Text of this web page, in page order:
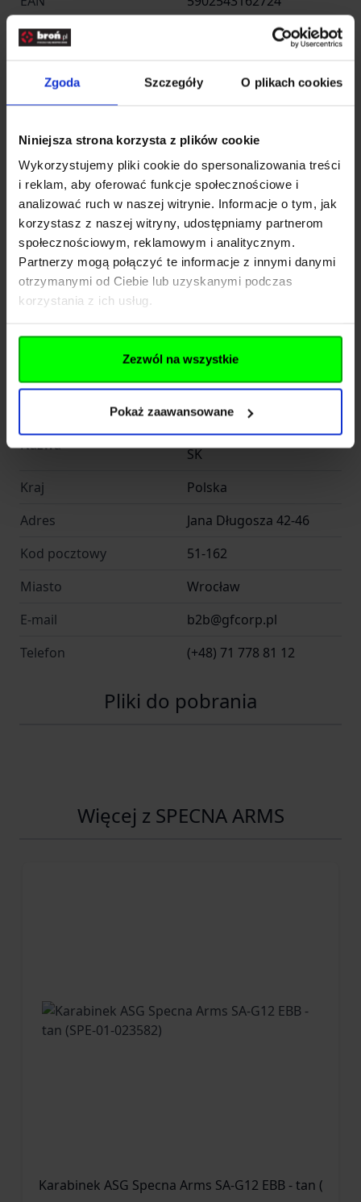
Zgoda Szczegóły O plikach cookies
Niniejsza strona korzysta z plików cookie
Wykorzystujemy pliki cookie do spersonalizowania treści
i reklam, aby oferować funkcje społecznościowe i
analizować ruch w naszej witrynie. Informacje o tym, jak
korzystasz z naszej witryny, udostępniamy partnerom
społecznościowym, reklamowym i analitycznym.
Partnerzy mogą połączyć te informacje z innymi danymi
otrzymanymi od Ciebie lub uzyskanymi podczas
korzystania z ich usług.
Zezwól na wszystkie
Pokaż zaawansowane
Producent
SPECNA ARMS
Producent
Nazwa
SPE-GF CORP Sp. Z o.o.
Sp.k.
Kraj
Polska
Adres
ul. Jana Długosza 42-46
Kod pocztowy
51-162
Miasto
Wrocław
Importer
Nazwa
INFINITY FUND Sp z o. o.
SK
Kraj
Polska
Adres
Jana Długosza 42-46
Kod pocztowy
51-162
Miasto
Wrocław
E-mail
b2b@gfcorp.pl
Telefon
(+48) 71 778 81 12
Pliki do pobrania
Więcej z SPECNA ARMS
Karabinek ASG Specna Arms SA-G12 EBB - tan (SPE-